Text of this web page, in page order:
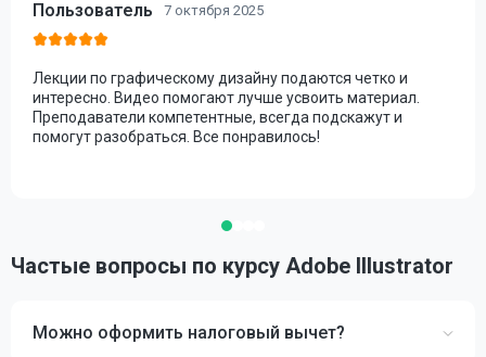
Пользователь 7 октября 2025
Лекции по графическому дизайну подаются четко и
интересно. Видео помогают лучше усвоить материал.
Преподаватели компетентные, всегда подскажут и
помогут разобраться. Все понравилось!
Частые вопросы по курсу Adobe Illustrator
Можно оформить налоговый вычет?